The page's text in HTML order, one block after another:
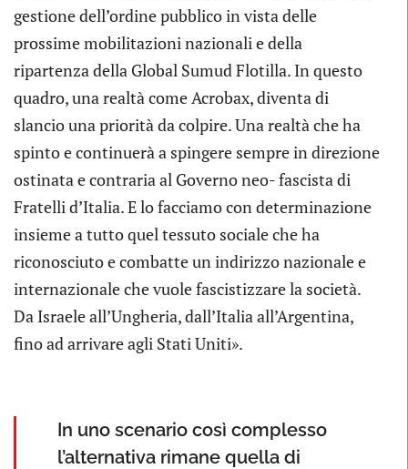
gestione dell’ordine pubblico in vista delle
prossime mobilitazioni nazionali e della
ripartenza della Global Sumud Flotilla. In questo
quadro, una realtà come Acrobax, diventa di
slancio una priorità da colpire. Una realtà che ha
spinto e continuerà a spingere sempre in direzione
ostinata e contraria al Governo neo- fascista di
Fratelli d’Italia. E lo facciamo con determinazione
insieme a tutto quel tessuto sociale che ha
riconosciuto e combatte un indirizzo nazionale e
internazionale che vuole fascistizzare la società.
Da Israele all’Ungheria, dall’Italia all’Argentina,
fino ad arrivare agli Stati Uniti».
In uno scenario così complesso
l’alternativa rimane quella di